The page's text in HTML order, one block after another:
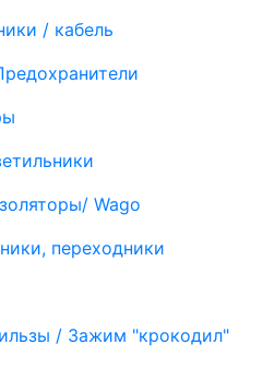
/ кабель
Wago
переходники
/ Зажим "крокодил"